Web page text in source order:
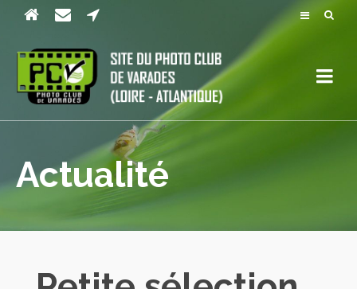
Actualité